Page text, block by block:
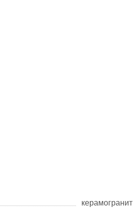
керамогранит